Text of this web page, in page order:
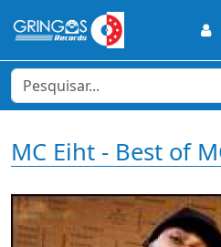
MC Eiht - Best of